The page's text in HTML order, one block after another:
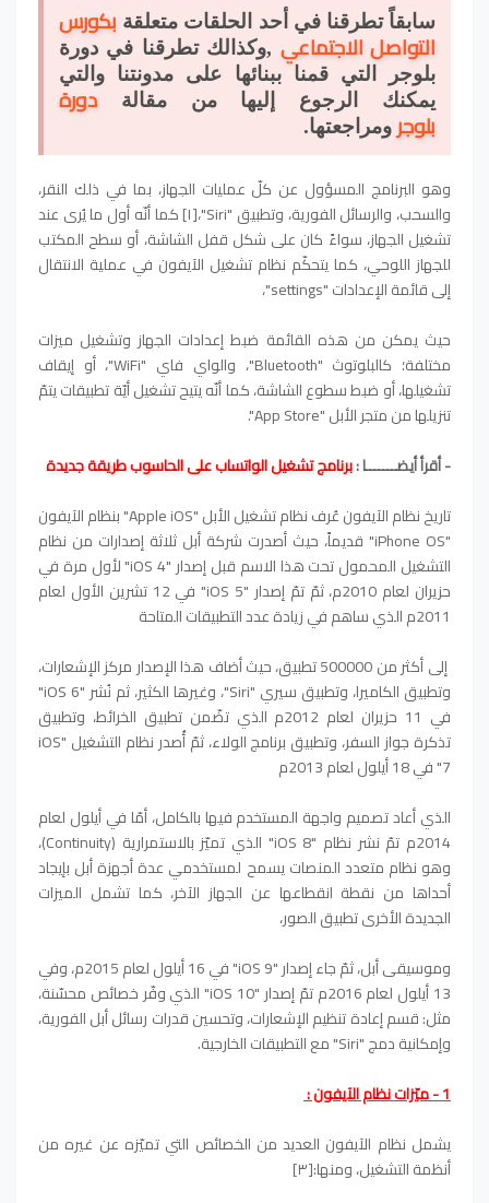
سابقاً تطرقنا في أحد الحلقات متعلقة بكورس
التواصل الاجتماعي ,وكذالك تطرقنا في دورة
بلوجر التي قمنا ببنائها على مدونتنا والتي
يمكنك الرجوع إليها من مقالة دورة
بلوجر ومراجعتها.
وهو البرنامج المسؤول عن كلّ عمليات الجهاز، بما في ذلك النقر،
والسحب، والرسائل الفورية، وتطبيق "Siri"،[١] كما أنّه أول ما يُرى عند
تشغيل الجهاز، سواءً كان على شكل قفل الشاشة، أو سطح المكتب
للجهاز اللوحي، كما يتحكّم نظام تشغيل الآيفون في عملية الانتقال
إلى قائمة الإعدادات "settings"،
حيث يمكن من هذه القائمة ضبط إعدادات الجهاز وتشغيل ميزات
مختلفة؛ كالبلوتوث "Bluetooth"، والواي فاي "WiFi"، أو إيقاف
تشغيلها، أو ضبط سطوع الشاشة، كما أنّه يتيح تشغيل أيّة تطبيقات يتمّ
تنزيلها من متجر الأبل "App Store".
- أقرأ أيضـــــــا :برنامج تشغيل الواتساب على الحاسوب طريقة جديدة
تاريخ نظام الآيفون عُرف نظام تشغيل الأبل "Apple iOS" بنظام الآيفون
"iPhone OS" قديماً، حيث أصدرت شركة أبل ثلاثة إصدارات من نظام
التشغيل المحمول تحت هذا الاسم قبل إصدار "iOS 4" لأول مرة في
حزيران لعام 2010م، ثمّ تمّ إصدار "iOS 5" في 12 تشرين الأول لعام
2011م الذي ساهم في زيادة عدد التطبيقات المتاحة
إلى أكثر من 500000 تطبيق، حيث أضاف هذا الإصدار مركز الإشعارات،
وتطبيق الكاميرا، وتطبيق سيري "Siri"، وغيرها الكثير، ثم نُشر "iOS 6"
في 11 حزيران لعام 2012م الذي تضّمن تطبيق الخرائط، وتطبيق
تذكرة جواز السفر، وتطبيق برنامج الولاء، ثمّ أُصدر نظام التشغيل "iOS
7" في 18 أيلول لعام 2013م
الذي أعاد تصميم واجهة المستخدم فيها بالكامل، أمّا في أيلول لعام
2014م تمّ نشر نظام "iOS 8" الذي تميّز بالاستمرارية (Continuity)،
وهو نظام متعدد المنصات يسمح لمستخدمي عدة أجهزة أبل بإيجاد
أحداها من نقطة انقطاعها عن الجهاز الآخر، كما تشمل الميزات
الجديدة الأخرى تطبيق الصور،
وموسيقى أبل، ثمّ جاء إصدار "iOS 9" في 16 أيلول لعام 2015م، وفي
13 أيلول لعام 2016م تمّ إصدار "iOS 10" الذي وفّر خصائص محسّنة،
مثل: قسم إعادة تنظيم الإشعارات، وتحسين قدرات رسائل أبل الفورية،
وإمكانية دمج "Siri" مع التطبيقات الخارجية.
1 - ميّزات نظام الآيفون :
يشمل نظام الآيفون العديد من الخصائص التي تميّزه عن غيره من
أنظمة التشغيل، ومنها:[٣]